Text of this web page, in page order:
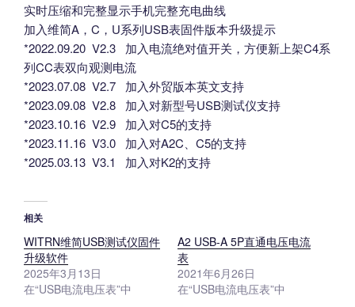
实时压缩和完整显示手机完整充电曲线
加入维简A，C，U系列USB表固件版本升级提示
*2022.09.20 V2.3 加入电流绝对值开关，方便新上架C4系
列CC表双向观测电流
*2023.07.08 V2.7 加入外贸版本英文支持
*2023.09.08 V2.8 加入对新型号USB测试仪支持
*2023.10.16 V2.9 加入对C5的支持
*2023.11.16 V3.0 加入对A2C、C5的支持
*2025.03.13 V3.1 加入对K2的支持
相关
WITRN维简USB测试仪固件
升级软件
2025年3月13日
在“USB电流电压表”中
A2 USB-A 5P直通电压电流
表
2021年6月26日
在“USB电流电压表”中